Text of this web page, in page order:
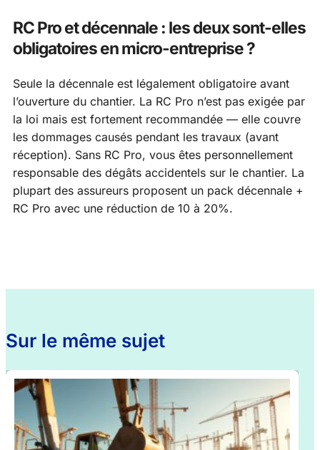
RC Pro et décennale : les deux sont-elles
obligatoires en micro-entreprise ?
Seule la décennale est légalement obligatoire avant
l’ouverture du chantier. La RC Pro n’est pas exigée par
la loi mais est fortement recommandée — elle couvre
les dommages causés pendant les travaux (avant
réception). Sans RC Pro, vous êtes personnellement
responsable des dégâts accidentels sur le chantier. La
plupart des assureurs proposent un pack décennale +
RC Pro avec une réduction de 10 à 20%.
Sur le même sujet